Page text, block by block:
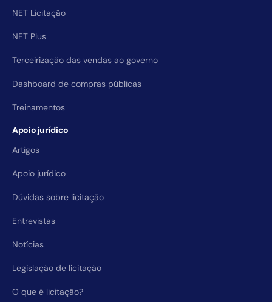
NET Licitação
NET Plus
Terceirização das vendas ao governo
Dashboard de compras públicas
Treinamentos
Apoio jurídico
Artigos
Apoio jurídico
Dúvidas sobre licitação
Entrevistas
Notícias
Legislação de licitação
O que é licitação?